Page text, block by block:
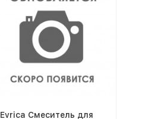
Evrica Смеситель для